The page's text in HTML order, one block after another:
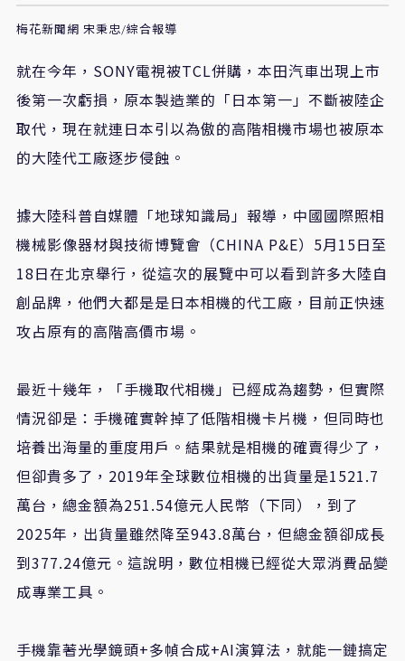
梅花新聞網 宋秉忠/綜合報導
就在今年， SONY電視被TCL併購，本田汽車出現上市
後第一次虧損，原本製造業的「日本第一」不斷被陸企
取代，現在就連日本引以為傲的高階相機市場也被原本
的大陸代工廠逐步侵蝕。
據大陸科普自媒體「地球知識局」報導，中國國際照相
機械影像器材與技術博覽會（CHINA P&E） 5月15日至
18日在北京舉行，從這次的展覽中可以看到許多大陸自
創品牌，他們大都是是日本相機的代工廠，目前正快速
攻占原有的高階高價市場。
最近十幾年，「手機取代相機」已經成為趨勢，但實際
情況卻是：手機確實幹掉了低階相機卡片機，但同時也
培養出海量的重度用戶。結果就是相機的確賣得少了，
但卻貴多了， 2019年全球數位相機的出貨量是1521.7
萬台，總金額為251.54億元人民幣（下同），到了
2025年，出貨量雖然降至943.8萬台，但總金額卻成長
到377.24億元。這說明，數位相機已經從大眾消費品變
成專業工具。
手機靠著光學鏡頭+多幀合成+AI演算法，就能一鏈搞定